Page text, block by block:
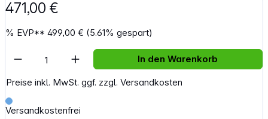
471,00 €
% EVP**499,00 € (5.61% gespart)
Preise inkl. MwSt. ggf. zzgl. Versandkosten
Versandkostenfrei
Artikel Anzahl: Gib den gewünschten
In den Warenkorb